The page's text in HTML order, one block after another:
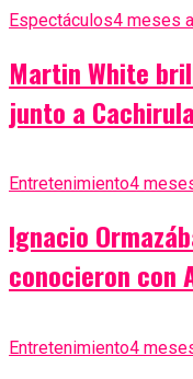
Espectáculos4 meses
Martin White
junto a
Entretenimiento4
Ignacio
conocieron con
Entretenimiento4